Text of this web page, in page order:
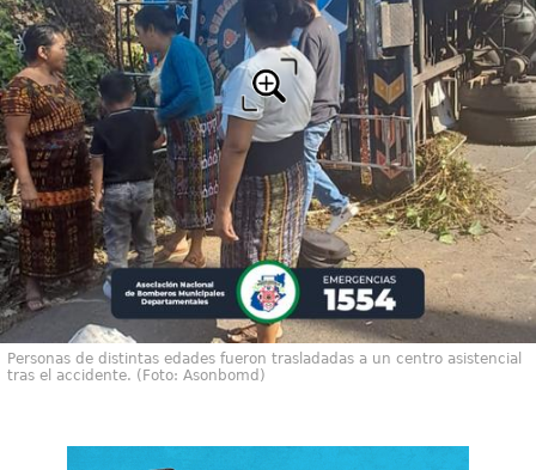
Personas de distintas edades fueron trasladadas a un centro asistencial
tras el accidente. (Foto: Asonbomd)